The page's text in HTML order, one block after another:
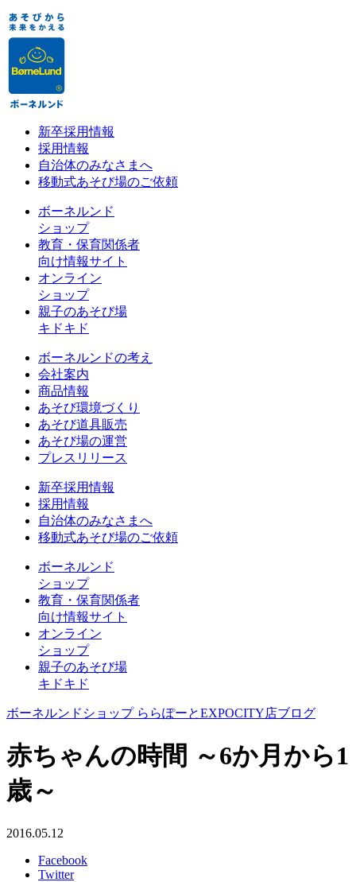
新卒採用情報
採用情報
自治体のみなさまへ
移動式あそび場のご依頼
ボーネルンド
ショップ
教育・保育関係者
向け情報サイト
オンライン
ショップ
親子のあそび場
キドキド
ボーネルンドの考え
会社案内
商品情報
あそび環境づくり
あそび道具販売
あそび場の運営
プレスリリース
新卒採用情報
採用情報
自治体のみなさまへ
移動式あそび場のご依頼
ボーネルンド
ショップ
教育・保育関係者
向け情報サイト
オンライン
ショップ
親子のあそび場
キドキド
ボーネルンドショップ ららぽーとEXPOCITY店ブログ
赤ちゃんの時間 ～6か月から1
歳～
2016.05.12
Facebook
Twitter